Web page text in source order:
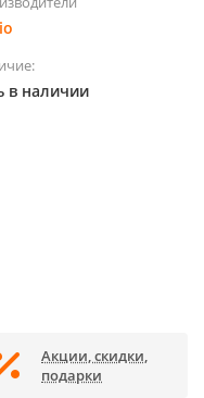
в наличии
Акции, скидки,
подарки